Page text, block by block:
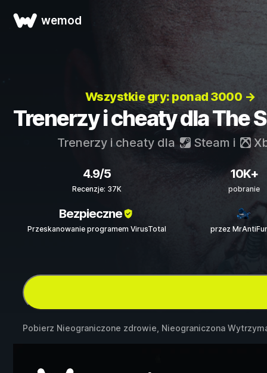
wemod
Wszystkie gry: ponad 3000 →
Trenerzy i cheaty dla The
Trenerzy i cheaty dla Steam i
4.9/5
Recenzje: 37K
10K+
pobranie
Bezpieczne
Przeskanowanie programem VirusTotal przez
Pobierz Nieograniczone zdrowie, Nieograniczona